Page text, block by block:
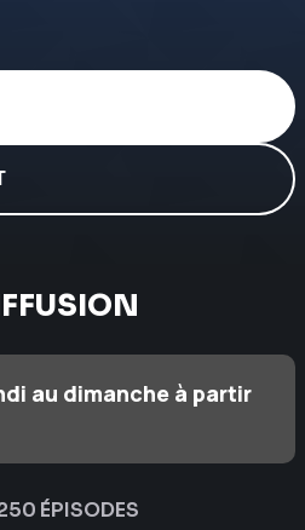
au dimanche à partir
ÉPISODES